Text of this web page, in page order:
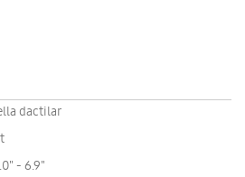
dactilar
- 6.9"